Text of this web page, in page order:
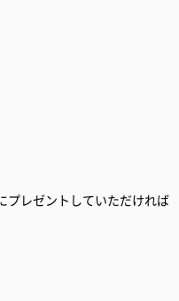
プレゼントしていただければ